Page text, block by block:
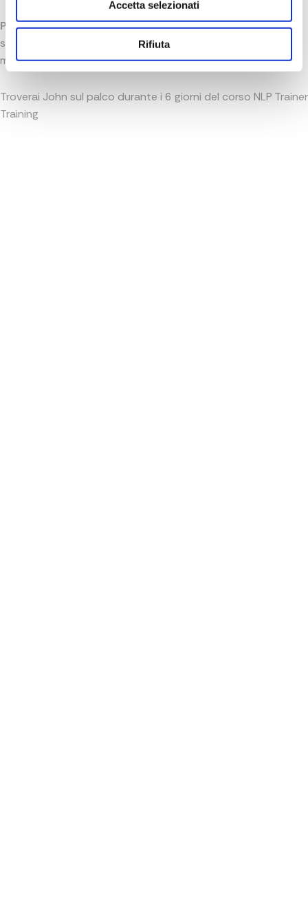
Accetta selezionati
Rifiuta
Presidente della Society of NLP, ha contribuito
significativamente allo sviluppo e alla diffusione della PNL nel
mondo.
Troverai John sul palco durante i 6 giorni del corso NLP Trainer
Training